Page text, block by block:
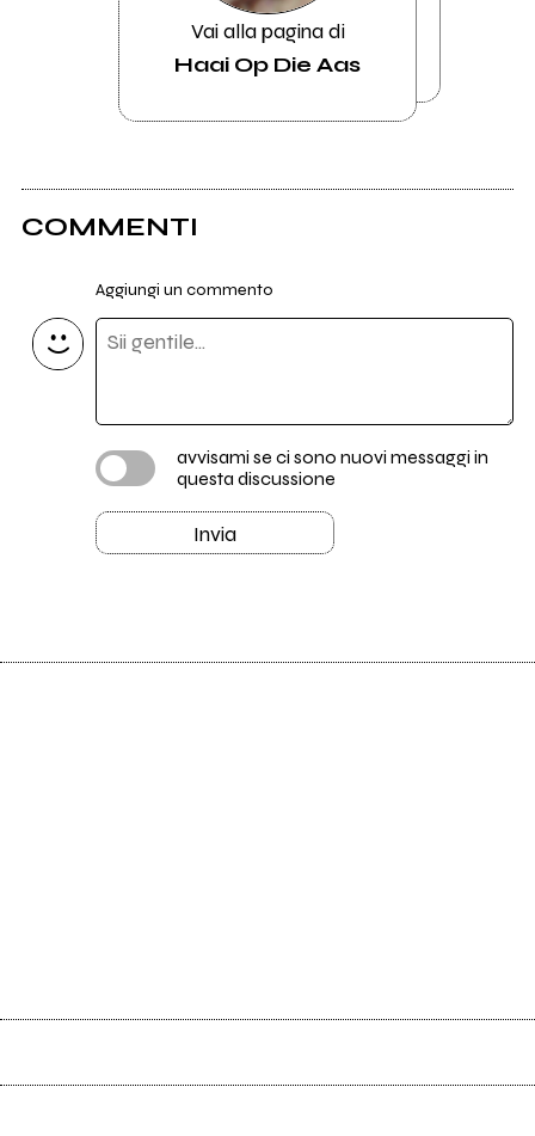
Vai alla pagina di
Haai Op Die Aas
COMMENTI
Aggiungi un commento
avvisami se ci sono nuovi messaggi in
questa discussione
Invia